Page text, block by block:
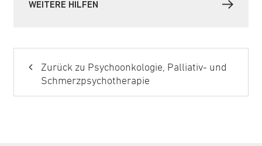
WEITERE HILFEN
Zurück zu Psychoonkologie, Palliativ- und
Schmerzpsychotherapie